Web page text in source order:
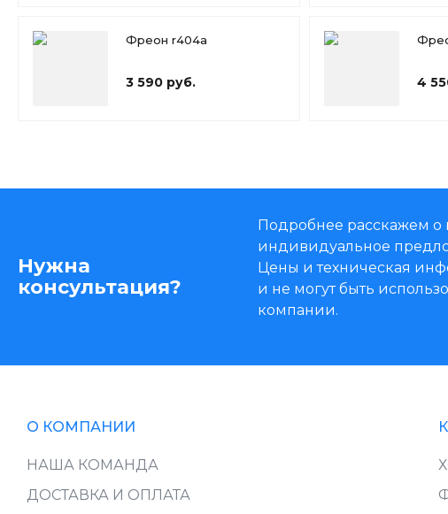
Фреон r404a
3 590 руб. 4
Нужна
консультация?
Подробнее расскажем о
индивидуальное
Цены и техническая
и не могут быть
компании.
О КОМПАНИИ
НАША КОМАНДА
ДОСТАВКА И ОПЛАТА